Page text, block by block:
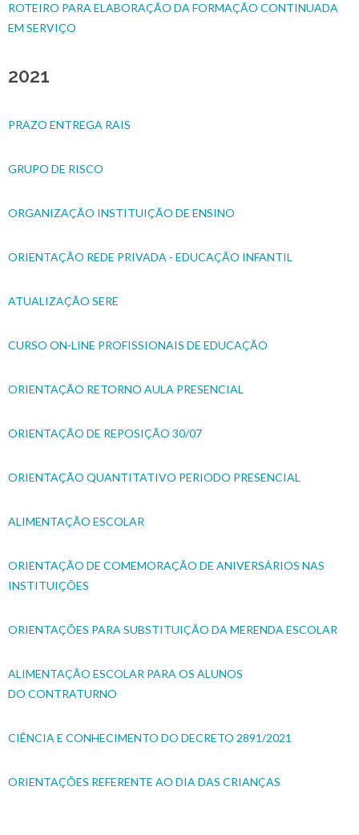
ROTEIRO PARA ELABORAÇÃO DA FORMAÇÃO CONTINUADA
EM SERVIÇO
2021
PRAZO ENTREGA RAIS
GRUPO DE RISCO
ORGANIZAÇÃO INSTITUIÇÃO DE ENSINO
ORIENTAÇÃO REDE PRIVADA - EDUCAÇÃO INFANTIL
ATUALIZAÇÃO SERE
CURSO ON-LINE PROFISSIONAIS DE EDUCAÇÃO
ORIENTAÇÃO RETORNO AULA PRESENCIAL
ORIENTAÇÃO DE REPOSIÇÃO 30/07
ORIENTAÇÃO QUANTITATIVO PERIODO PRESENCIAL
ALIMENTAÇÃO ESCOLAR
ORIENTAÇÃO DE COMEMORAÇÃO DE ANIVERSÁRIOS NAS
INSTITUIÇÕES
ORIENTAÇÕES PARA SUBSTITUIÇÃO DA MERENDA ESCOLAR
ALIMENTAÇÃO ESCOLAR PARA OS ALUNOS
DO CONTRATURNO
CIÊNCIA E CONHECIMENTO DO DECRETO 2891/2021
ORIENTAÇÕES REFERENTE AO DIA DAS CRIANÇAS